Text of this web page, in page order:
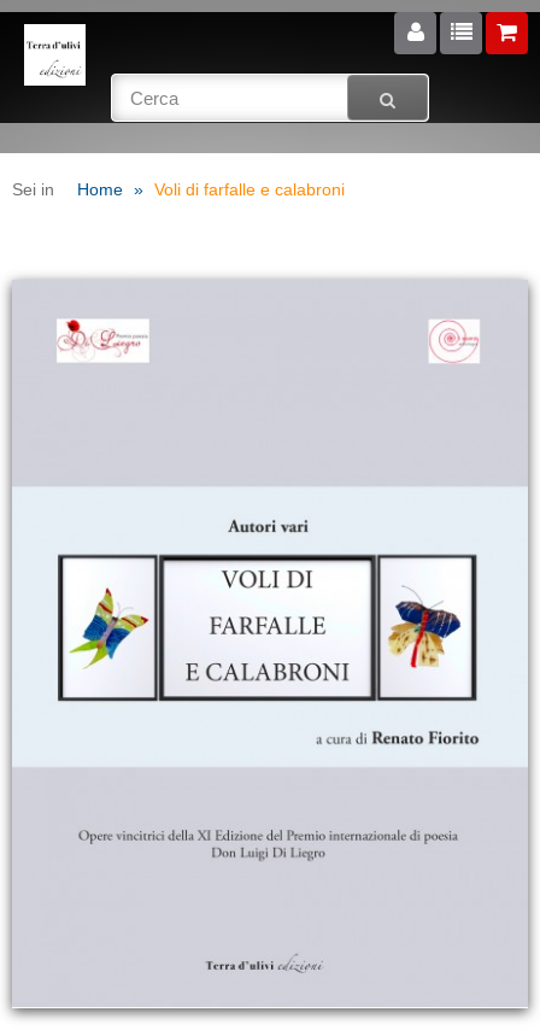
Sei in Home Voli di farfalle e calabroni